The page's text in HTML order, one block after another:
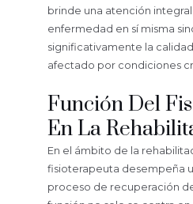
brinde una atención
enfermedad en sí misma
significativamente la
afectado por condiciones
Función Del
En La
En el ámbito de la
fisioterapeuta desempeña
proceso de recuperación